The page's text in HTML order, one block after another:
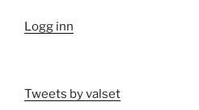
Logg inn
Tweets by valset